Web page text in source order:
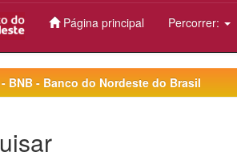
Página principal Percorrer:
- BNB - Banco do Nordeste do Brasil